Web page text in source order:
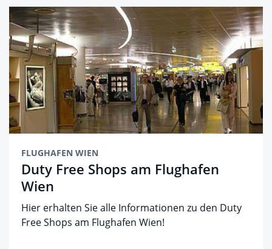
FLUGHAFEN WIEN
Duty Free Shops am Flughafen
Wien
Hier erhalten Sie alle Informationen zu den Duty
Free Shops am Flughafen Wien!